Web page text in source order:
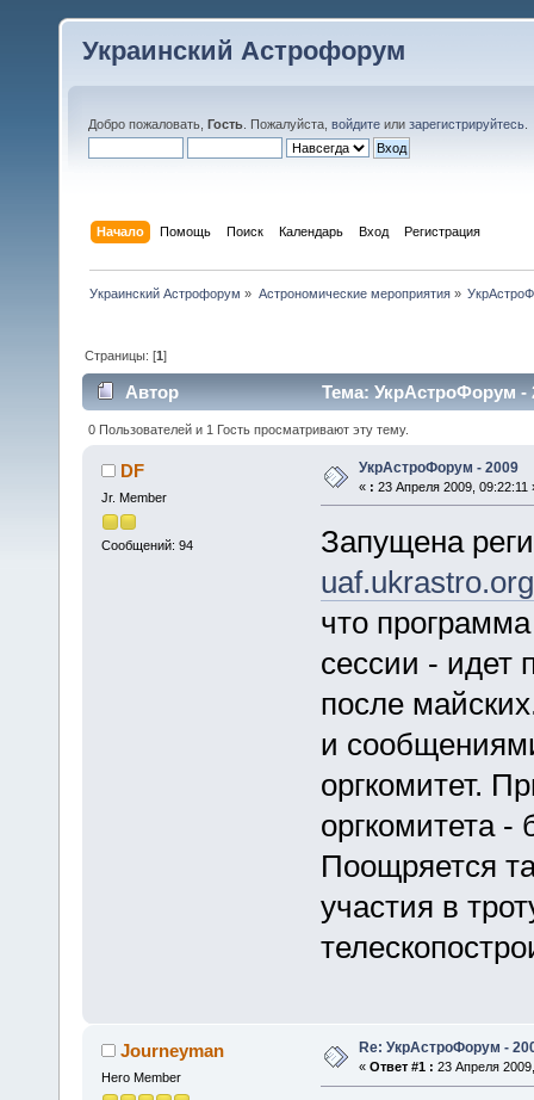
Украинский Астрофорум
Добро пожаловать, Гость . Пожалуйста, войдите или зарегистрируйтесь
Начало Помощь Поиск Календарь Вход Регистрация
Украинский Астрофорум » Астрономические мероприятия»
Страницы: [1]
Автор Тема: УкрАстроФорум -
0 Пользователей и 1 Гость просматривают эту тему.
DF
Jr. Member
Сообщений: 94
УкрАстроФорум - 2009
« : 23 Апреля 2009, 09:22:11
Запущена
что
сессии - идет
после
и
оргкомитет.
оргкомитета -
Поощряется
участия в
Journeyman
Hero Member
Re: УкрАстроФорум -
« Ответ #1 : 23 Апреля